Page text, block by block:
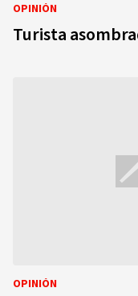
OPINIÓN
Turista
OPINIÓN